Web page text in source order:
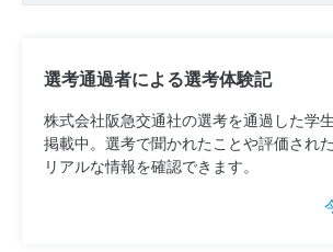
選考通過者による選考体験記
株式会社阪急交通社の選考を通過した学
掲載中。選考で聞かれたことや評価され
リアルな情報を確認できます。